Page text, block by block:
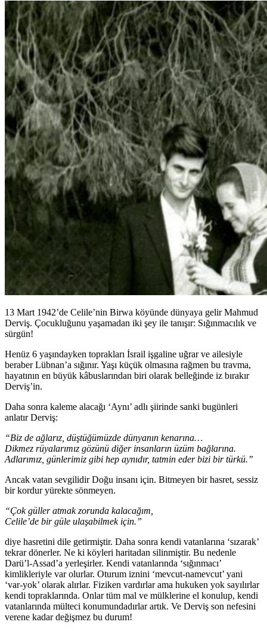
13 Mart 1942’de Celile’nin Birwa köyünde dünyaya gelir Mahmud
Derviş. Çocukluğunu yaşamadan iki şey ile tanışır: Sığınmacılık ve
sürgün!
Henüz 6 yaşındayken toprakları İsrail işgaline uğrar ve ailesiyle
beraber Lübnan’a sığınır. Yaşı küçük olmasına rağmen bu travma,
hayatının en büyük kâbuslarından biri olarak belleğinde iz bırakır
Derviş’in.
Daha sonra kaleme alacağı ‘Aynı’ adlı şiirinde sanki bugünleri
anlatır Derviş:
“Biz de ağlarız, düştüğümüzde dünyanın kenarına…
Dikmez rüyalarımız gözünü diğer insanların üzüm bağlarına.
Adlarımız, günlerimiz gibi hep aynıdır, tatmin eder bizi bir türkü.”
Ancak vatan sevgilidir Doğu insanı için. Bitmeyen bir hasret, sessiz
bir kordur yürekte sönmeyen.
“Çok güller atmak zorunda kalacağım,
Celile’de bir güle ulaşabilmek için.”
diye hasretini dile getirmiştir. Daha sonra kendi vatanlarına ‘sızarak’
tekrar dönerler. Ne ki köyleri haritadan silinmiştir. Bu nedenle
Darü’l-Assad’a yerleşirler. Kendi vatanlarında ‘sığınmacı’
kimlikleriyle var olurlar. Oturum iznini ‘mevcut-namevcut’ yani
‘var-yok’ olarak alırlar. Fiziken vardırlar ama hukuken yok sayılırlar
kendi topraklarında. Onlar tüm mal ve mülklerine el konulup, kendi
vatanlarında mülteci konumundadırlar artık. Ve Derviş son nefesini
verene kadar değişmez bu durum!